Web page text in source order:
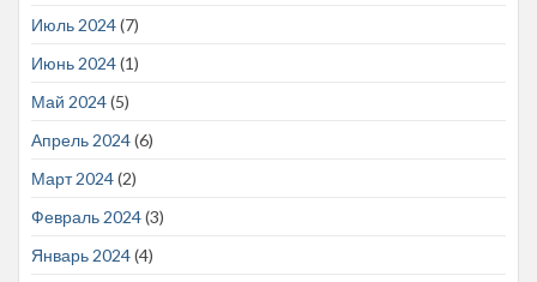
Июль 2024(7)
Июнь 2024(1)
Май 2024(5)
Апрель 2024(6)
Март 2024(2)
Февраль 2024(3)
Январь 2024(4)